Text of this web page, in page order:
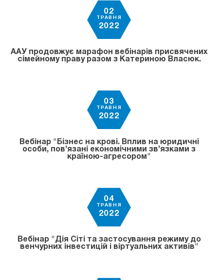
02
ТРАВНЯ
2022
ААУ продовжує марафон вебінарів присвячених
сімейному праву разом з Катериною Власюк.
03
ТРАВНЯ
2022
Вебінар "Бізнес на крові. Вплив на юридичні
особи, пов’язані економічними зв’язками з
країною-агресором"
04
ТРАВНЯ
2022
Вебінар "Дія Сіті та застосування режиму до
венчурних інвестицій і віртуальних активів"